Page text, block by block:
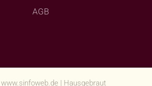
AGB
www.sinfoweb.de | Hausgebraut